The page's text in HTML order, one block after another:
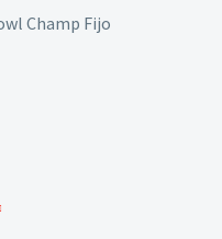
Champ Fijo